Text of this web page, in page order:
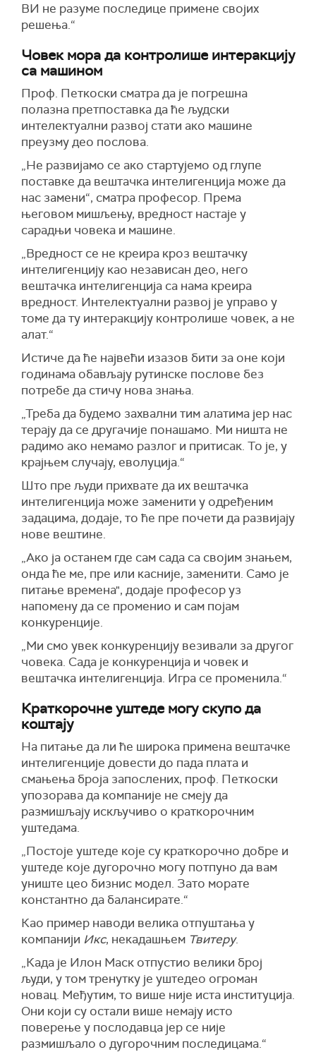
ВИ не разуме последице примене својих
решења.“
Човек мора да контролише интеракцију
са машином
Проф. Петкоски сматра да је погрешна
полазна претпоставка да ће људски
интелектуални развој стати ако машине
преузму део послова.
„Не развијамо се ако стартујемо од глупе
поставке да вештачка интелигенција може да
нас замени“, сматра професор. Према
његовом мишљењу, вредност настаје у
сарадњи човека и машине.
„Вредност се не креира кроз вештачку
интелигенцију као независан део, него
вештачка интелигенција са нама креира
вредност. Интелектуални развој је управо у
томе да ту интеракцију контролише човек, а не
алат.“
Истиче да ће највећи изазов бити за оне који
годинама обављају рутинске послове без
потребе да стичу нова знања.
„Треба да будемо захвални тим алатима јер нас
терају да се другачије понашамо. Ми ништа не
радимо ако немамо разлог и притисак. То је, у
крајњем случају, еволуција.“
Што пре људи прихвате да их вештачка
интелигенција може заменити у одређеним
задацима, додаје, то ће пре почети да развијају
нове вештине.
„Ако ја останем где сам сада са својим знањем,
онда ће ме, пре или касније, заменити. Само је
питање времена", додаје професор уз
напомену да се променио и сам појам
конкуренције.
„Ми смо увек конкуренцију везивали за другог
човека. Сада је конкуренција и човек и
вештачка интелигенција. Игра се променила.“
Краткорочне уштеде могу скупо да
коштају
На питање да ли ће широка примена вештачке
интелигенције довести до пада плата и
смањења броја запослених, проф. Петкоски
упозорава да компаније не смеју да
размишљају искључиво о краткорочним
уштедама.
„Постоје уштеде које су краткорочно добре и
уштеде које дугорочно могу потпуно да вам
униште цео бизнис модел. Зато морате
константно да балансирате.“
Као пример наводи велика отпуштања у
компанији Икс, некадашњем Твитеру.
„Када је Илон Маск отпустио велики број
људи, у том тренутку је уштедео огроман
новац. Међутим, то више није иста институција.
Они који су остали више немају исто
поверење у послодавца јер се није
размишљало о дугорочним последицама.“